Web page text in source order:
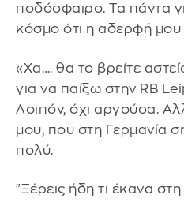
ποδόσφαιρο. Τα πάντα
κόσμο ότι η αδερφή μου
«Χα…. θα το βρείτε
για να παίξω στην RB
Λοιπόν, όχι αργούσα.
μου, που στη Γερμανία
πολύ.
"Ξέρεις ήδη τι έκανα